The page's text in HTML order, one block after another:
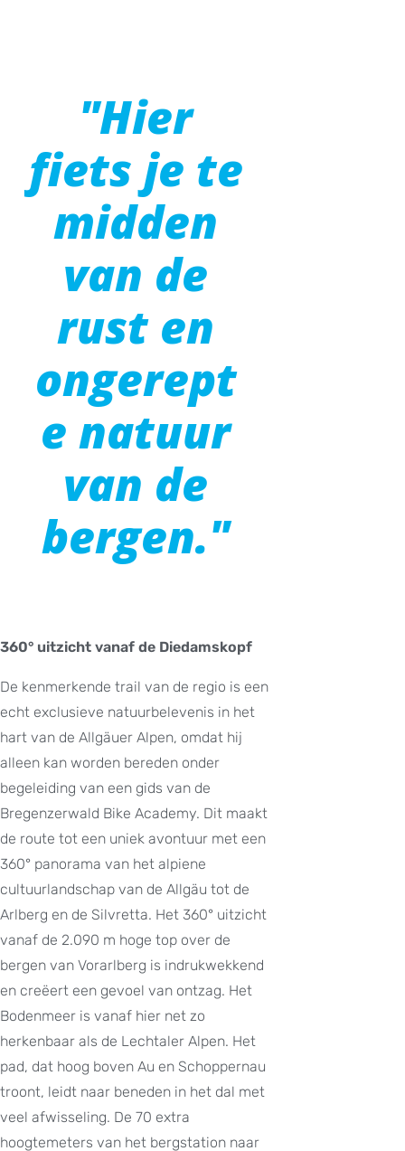
"Hier
fiets je te
midden
van de
rust en
ongerept
e natuur
van de
bergen."
360° uitzicht vanaf de Diedamskopf
De kenmerkende trail van de regio is een
echt exclusieve natuurbelevenis in het
hart van de Allgäuer Alpen, omdat hij
alleen kan worden bereden onder
begeleiding van een gids van de
Bregenzerwald Bike Academy. Dit maakt
de route tot een uniek avontuur met een
360° panorama van het alpiene
cultuurlandschap van de Allgäu tot de
Arlberg en de Silvretta. Het 360° uitzicht
vanaf de 2.090 m hoge top over de
bergen van Vorarlberg is indrukwekkend
en creëert een gevoel van ontzag. Het
Bodenmeer is vanaf hier net zo
herkenbaar als de Lechtaler Alpen. Het
pad, dat hoog boven Au en Schoppernau
troont, leidt naar beneden in het dal met
veel afwisseling. De 70 extra
hoogtemeters van het bergstation naar